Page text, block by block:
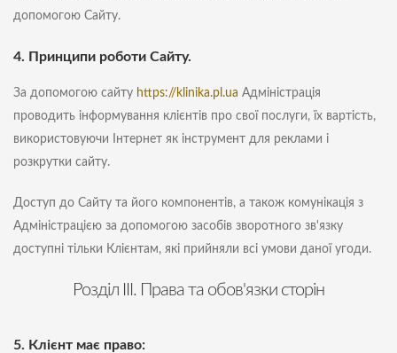
допомогою Сайту.
4. Принципи роботи Сайту.
За допомогою сайту https://klinika.pl.ua Адміністрація
проводить інформування клієнтів про свої послуги, їх вартість,
використовуючи Інтернет як інструмент для реклами і
розкрутки сайту.
Доступ до Сайту та його компонентів, а також комунікація з
Адміністрацією за допомогою засобів зворотного зв'язку
доступні тільки Клієнтам, які прийняли всі умови даної угоди.
Розділ III. Права та обов'язки сторін
5. Клієнт має право: